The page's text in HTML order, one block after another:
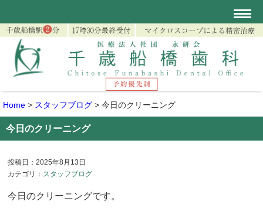
Home > スタッフブログ > 今日のクリーニング
今日のクリーニング
投稿日：2025年8月13日
カテゴリ： スタッフブログ
今日のクリーニングです。